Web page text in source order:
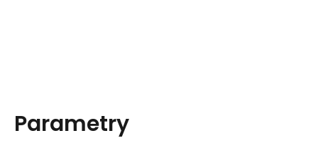
Parametry